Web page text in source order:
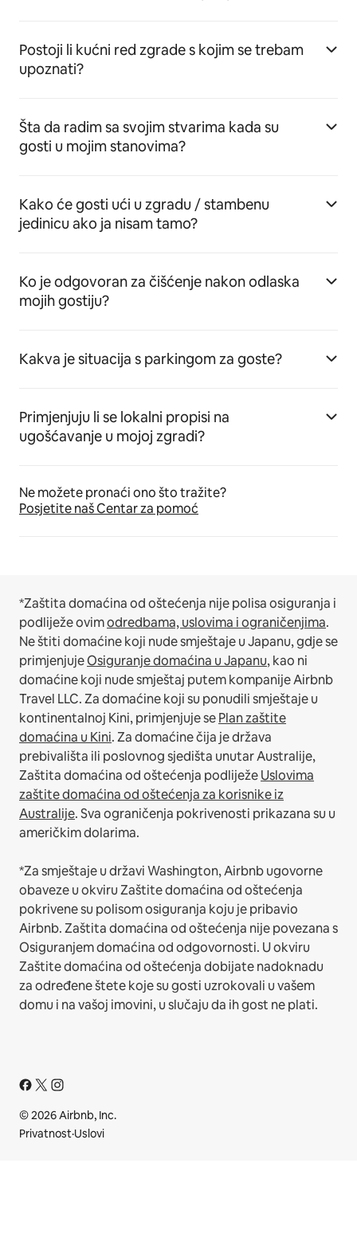
Postoji li kućni red zgrade s kojim se trebam
upoznati?
Šta da radim sa svojim stvarima kada su
gosti u mojim stanovima?
Kako će gosti ući u zgradu / stambenu
jedinicu ako ja nisam tamo?
Ko je odgovoran za čišćenje nakon odlaska
mojih gostiju?
Kakva je situacija s parkingom za goste?
Primjenjuju li se lokalni propisi na
ugošćavanje u mojoj zgradi?
Ne možete pronaći ono što tražite?
Posjetite naš Centar za pomoć
*Zaštita domaćina od oštećenja nije polisa osiguranja i
podliježe ovimodredbama, uslovima i ograničenjima.
Ne štiti domaćine koji nude smještaje u Japanu, gdje se
primjenjujeOsiguranje domaćina u Japanu, kao ni
domaćine koji nude smještaj putem kompanije Airbnb
Travel LLC.Za domaćine koji su ponudili smještaje u
kontinentalnoj Kini, primjenjuje sePlan zaštite
domaćina u Kini.Za domaćine čija je država
prebivališta ili poslovnog sjedišta unutar Australije,
Zaštita domaćina od oštećenja podliježeUslovima
zaštite domaćina od oštećenja za korisnike iz
Australije. Sva ograničenja pokrivenosti prikazana su u
američkim dolarima.
*Za smještaje u državi Washington, Airbnb ugovorne
obaveze u okviru Zaštite domaćina od oštećenja
pokrivene su polisom osiguranja koju je pribavio
Airbnb. Zaštita domaćina od oštećenja nije povezana s
Osiguranjem domaćina od odgovornosti. U okviru
Zaštite domaćina od oštećenja dobijate nadoknadu
za određene štete koje su gosti uzrokovali u vašem
domu i na vašoj imovini, u slučaju da ih gost ne plati.
© 2026 Airbnb, Inc.
Privatnost·Uslovi